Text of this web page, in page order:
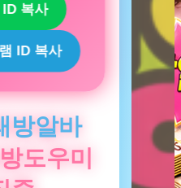
복사
ID 복사
방알바
도우미